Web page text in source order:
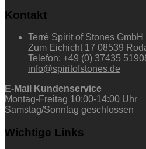
Kontakt
Terré Spirit of Stones GmbH
Zum Eichicht 17 08539
Telefon: +49 (0) 37435
info@spiritofstones.de
E-Mail Kundenservice
Montag-Freitag 10:00-14:00 Uhr
Samstag/Sonntag geschlossen
Wichtige Links